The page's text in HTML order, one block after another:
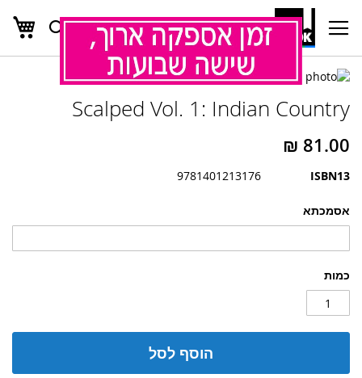
Skip
Content
חפש
אסמכתא
כמות
הוסף לסל
Scalped Vol. 1: Indian Country
ISBN13
9781401213176
לדלג
של
גלריית
תמונות
להתחלה
של
גלריית
תמונות